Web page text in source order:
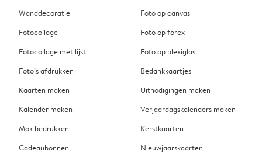
Wanddecoratie
Fotocollage
Fotocollage met lijst
Foto’s afdrukken
Kaarten maken
Kalender maken
Mok bedrukken
Cadeaubonnen
Foto op canvas
Foto op forex
Foto op plexiglas
Bedankkaartjes
Uitnodigingen maken
Verjaardagskalenders maken
Kerstkaarten
Nieuwjaarskaarten